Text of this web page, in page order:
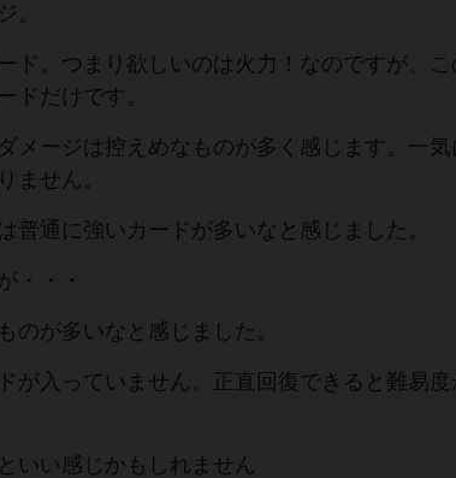
。
ド。つまり欲しいのは火力！なのですが、こ
ドだけです。
メージは控えめなものが多く感じます。一気
ません。
通に強いカードが多いなと感じました。
・・・
のが多いなと感じました。
が入っていません。正直回復できると難易度
いい感じかもしれません